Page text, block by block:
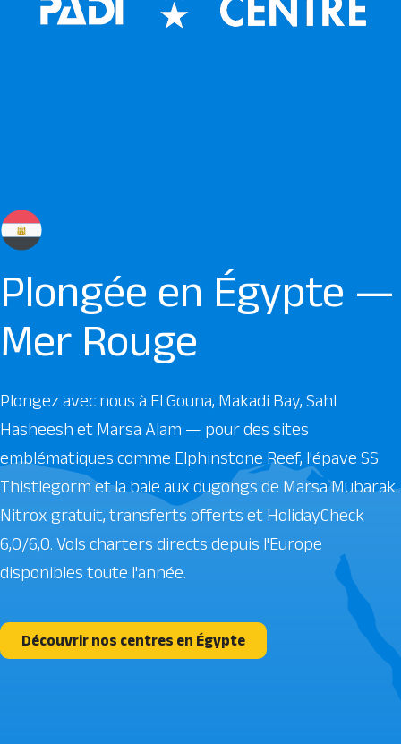
Plongée en Égypte —
Mer Rouge
Plongez avec nous à El Gouna, Makadi Bay, Sahl
Hasheesh et Marsa Alam — pour des sites
emblématiques comme Elphinstone Reef, l'épave SS
Thistlegorm et la baie aux dugongs de Marsa Mubarak.
Nitrox gratuit, transferts offerts et HolidayCheck
6,0/6,0. Vols charters directs depuis l'Europe
disponibles toute l'année.
Découvrir nos centres en Égypte